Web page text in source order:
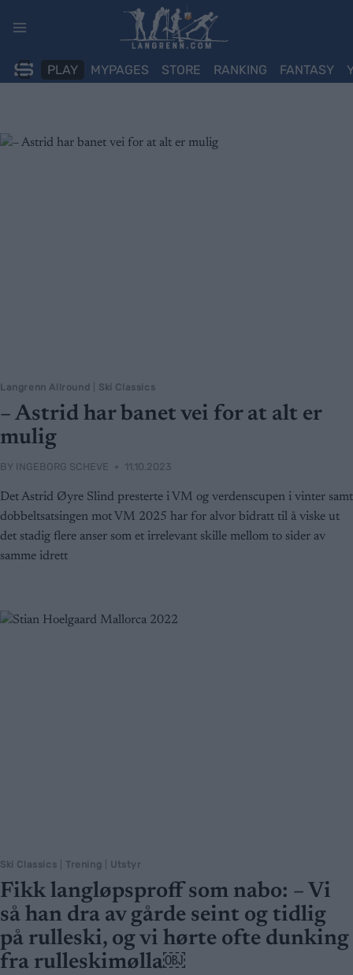
PLAY MYPAGES STORE RANKING FANTASY
Langrenn Allround Ski Classics
– Astrid har banet vei for at alt er
mulig
BY INGEBORG SCHEVE 11.10.2023
Det Astrid Øyre Slind presterte i VM og verdenscupen i vinter samt
dobbeltsatsingen mot VM 2025 har for alvor bidratt til å viske ut
det stadig flere anser som et irrelevant skille mellom to sider av
samme idrett
Ski Classics Trening Utstyr
Fikk langløpsproff som nabo: – Vi
så han dra av gårde seint og tidlig
på rulleski, og vi hørte ofte dunking
fra rulleskimølla￼